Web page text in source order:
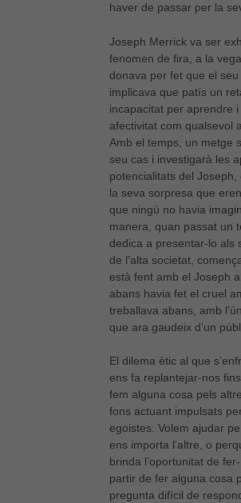
haver de passar per la
Joseph Merrick va ser
fenomen de fira, a la
donava per fet que el seu
implicava que patís un
incapacitat per aprendre
afectivitat com qualsevol
Amb el temps, un metge
seu cas i investigarà les
potencialitats del
la seva sorpresa que
que ningú no havia
manera, quan passat un
dedica a presentar-lo als
de l’alta societat,
està fent amb el Joseph
abans havia fet el cruel
treballava abans, amb
que ara gaudeix d’un
El dilema ètic al que
ens fa replantejar-nos
fem alguna cosa pels
fons actuant impulsats
egoistes. Volem ajudar
ens importa l’altre, o
brinda l’oportunitat de
partir de fer alguna cosa
pregunta difícil de